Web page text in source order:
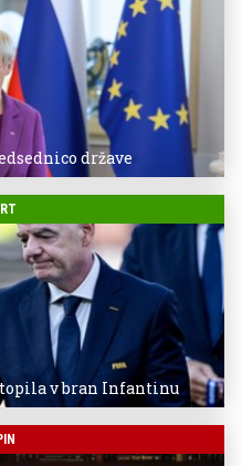
države
v bran Infantinu